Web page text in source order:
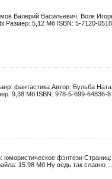
Валерий Васильевич, Волк
Размер: 5,12 Мб ISBN: 5-7120-0518-
фантастика Автор: Бульба
9,38 Мб ISBN: 978-5-699-64836-8
фэнтези
15.98 Мб Ну ведь так славно ...